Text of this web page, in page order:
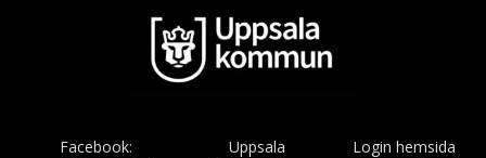
Facebook:
Uppsala
Login hemsida